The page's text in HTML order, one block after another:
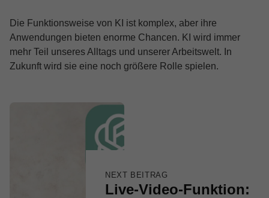
Die Funktionsweise von KI ist komplex, aber ihre
Anwendungen bieten enorme Chancen. KI wird immer
mehr Teil unseres Alltags und unserer Arbeitswelt. In
Zukunft wird sie eine noch größere Rolle spielen.
Beitragsnavigation
NEXT BEITRAG
Live-Video-Funktion: